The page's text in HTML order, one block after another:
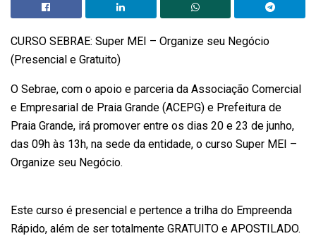
CURSO SEBRAE: Super MEI – Organize seu Negócio
(Presencial e Gratuito)
O Sebrae, com o apoio e parceria da Associação Comercial
e Empresarial de Praia Grande (ACEPG) e Prefeitura de
Praia Grande, irá promover entre os dias 20 e 23 de junho,
das 09h às 13h, na sede da entidade, o curso Super MEI –
Organize seu Negócio.
Este curso é presencial e pertence a trilha do Empreenda
Rápido, além de ser totalmente GRATUITO e APOSTILADO.